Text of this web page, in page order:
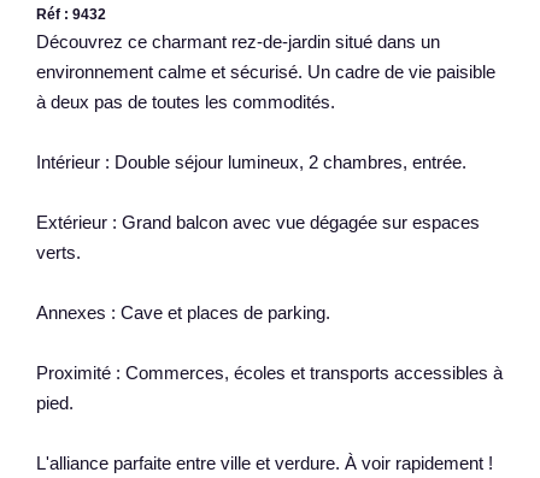
Réf : 9432
Découvrez ce charmant rez-de-jardin situé dans un
environnement calme et sécurisé. Un cadre de vie paisible
à deux pas de toutes les commodités.
Intérieur : Double séjour lumineux, 2 chambres, entrée.
Extérieur : Grand balcon avec vue dégagée sur espaces
verts.
Annexes : Cave et places de parking.
Proximité : Commerces, écoles et transports accessibles à
pied.
L'alliance parfaite entre ville et verdure. À voir rapidement !